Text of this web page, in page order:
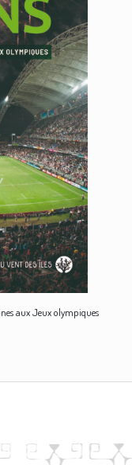
aux Jeux olympiques